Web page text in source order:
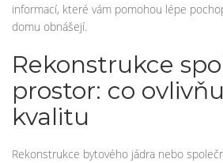
informací, které vám pomohou lépe
domu obnášejí.
Rekonstrukce
prostor: co
kvalitu
Rekonstrukce bytového jádra nebo